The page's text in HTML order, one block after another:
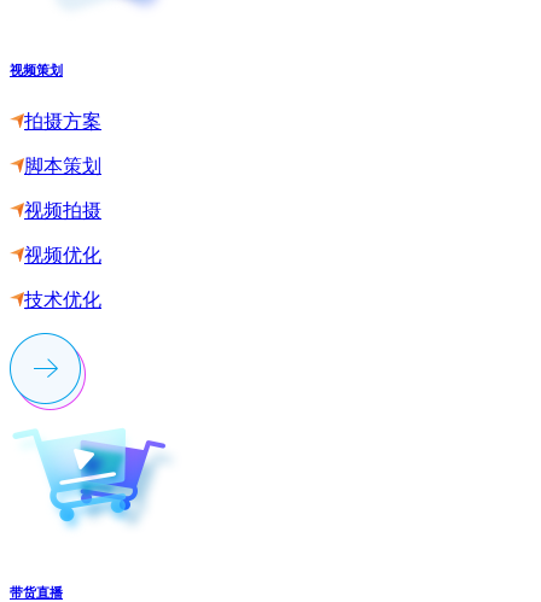
视频策划
拍摄方案
脚本策划
视频拍摄
视频优化
技术优化
带货直播